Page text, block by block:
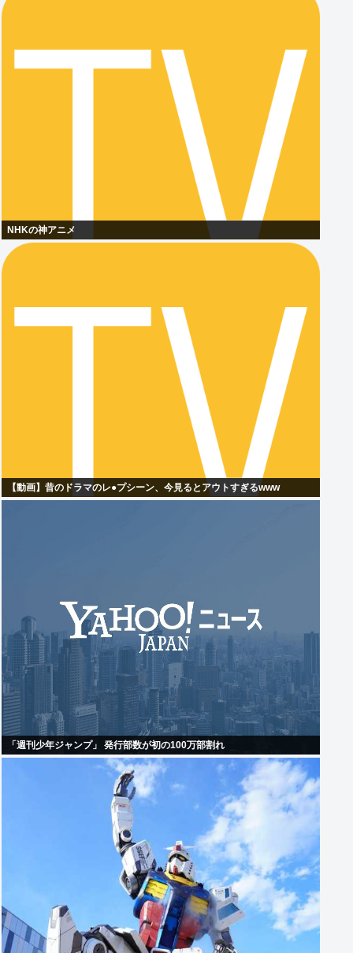
NHKの神アニメ
【動画】昔のドラマのレ●プシーン、今見るとアウトすぎるwww
「週刊少年ジャンプ」 発行部数が初の100万部割れ